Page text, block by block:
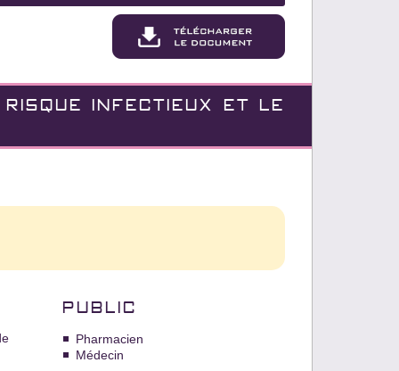
INFECTIEUX ET LE
PUBLIC
Pharmacien
Médecin